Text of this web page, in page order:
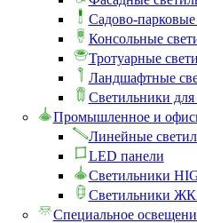
Садово-
Консольные
Тротуарные
Ландшафтные
Светильники
Промышленное и
Линейные
LED панели
Светильники
Светильники
Специальное